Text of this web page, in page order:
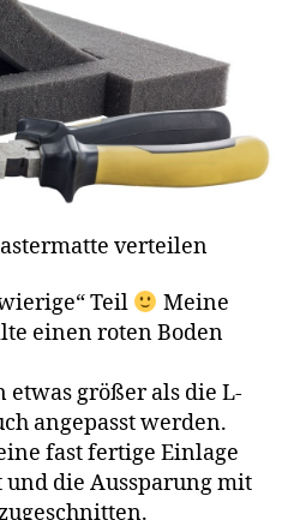
verteilen
Teil
Meine
einen roten Boden
etwas größer als die L-
angepasst werden.
fast fertige Einlage
und die Aussparung mit